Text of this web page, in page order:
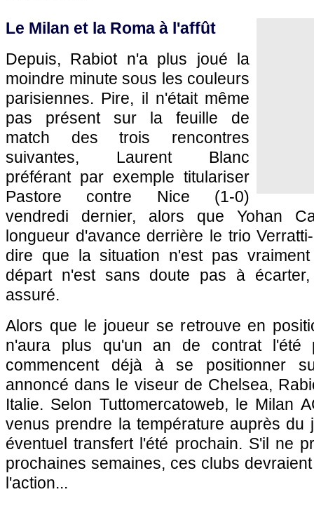
Le Milan et la Roma à l'affût
Depuis, Rabiot n'a plus joué la
moindre minute sous les couleurs
parisiennes. Pire, il n'était même
pas présent sur la feuille de
match des trois rencontres
suivantes, Laurent Blanc
préférant par exemple titulariser
Pastore contre Nice (1-0)
vendredi dernier, alors que Yohan
longueur d'avance derrière le trio
dire que la situation n'est pas
départ n'est sans doute pas à
assuré.
Alors que le joueur se retrouve en
n'aura plus qu'un an de contrat l'été
commencent déjà à se positionner
annoncé dans le viseur de Chelsea,
Italie. Selon Tuttomercatoweb, le Milan
venus prendre la température auprès du
éventuel transfert l'été prochain. S'il ne
prochaines semaines, ces clubs
l'action...